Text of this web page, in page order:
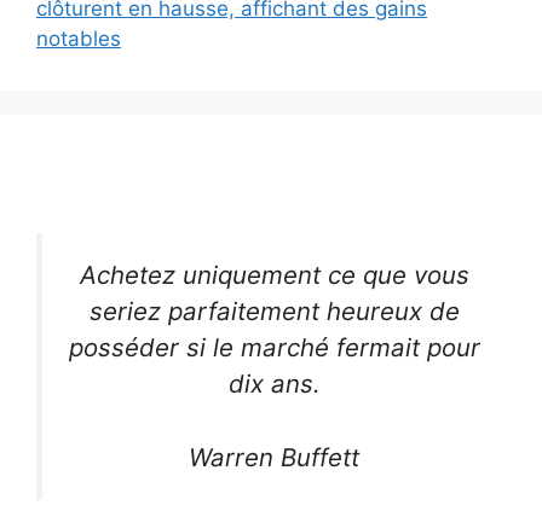
clôturent en hausse, affichant des gains
notables
Achetez uniquement ce que vous
seriez parfaitement heureux de
posséder si le marché fermait pour
dix ans.
Warren Buffett